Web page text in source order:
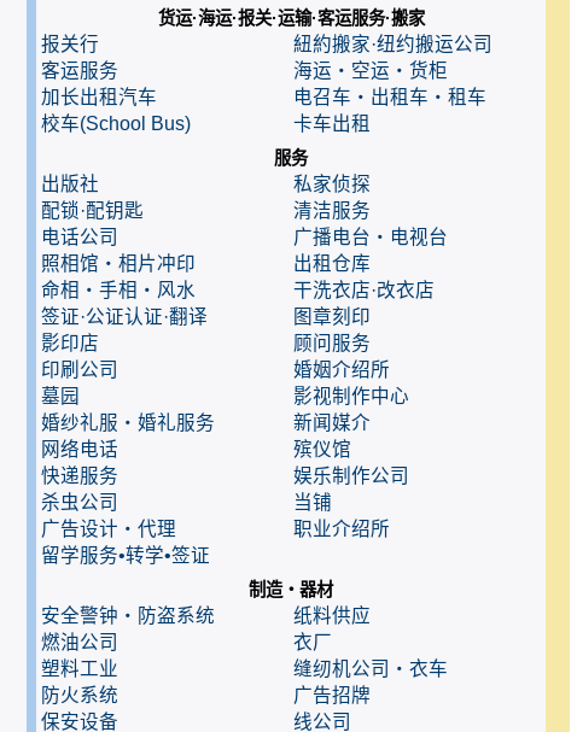
货运·海运·报关·运输·客运服务·搬家
报关行
紐約搬家·纽约搬运公司
客运服务
海运・空运・货柜
加长出租汽车
电召车・出租车・租车
校车(School Bus)
卡车出租
服务
出版社
私家侦探
配锁·配钥匙
清洁服务
电话公司
广播电台・电视台
照相馆・相片冲印
出租仓库
命相・手相・风水
干洗衣店·改衣店
签证·公证认证·翻译
图章刻印
影印店
顾问服务
印刷公司
婚姻介绍所
墓园
影视制作中心
婚纱礼服・婚礼服务
新闻媒介
网络电话
殡仪馆
快递服务
娱乐制作公司
杀虫公司
当铺
广告设计・代理
职业介绍所
留学服务•转学•签证
制造・器材
安全警钟・防盗系统
纸料供应
燃油公司
衣厂
塑料工业
缝纫机公司・衣车
防火系统
广告招牌
保安设备
线公司